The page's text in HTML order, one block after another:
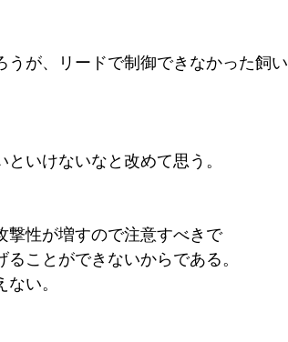
が、リードで制御できなかった飼い
いけないなと改めて思う。
撃性が増すので注意すべきで
ことができないからである。
い。